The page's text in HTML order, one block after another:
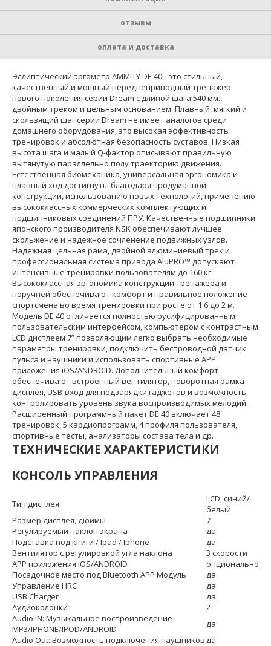
отзывы
оплата и доставка
Эллиптический эргометр AMMITY DE 40 - это стильный,
качественный и мощный переднеприводный тренажер
нового поколения серии Dream с длиной шага 540 мм.,
двойным треком и цельным основанием. Плавный, мягкий и
скользящий шаг серии Dream не имеет аналогов среди
домашнего оборудования, это высокая эффективность
тренировок и абсолютная безопасность суставов. Низкая
высота шага и малый Q-фактор описывают правильную
вытянутую параллельно полу траекторию движения.
Естественная биомеханика, универсальная эргономика и
плавный ход достигнуты благодаря продуманной
конструкции, использованию новых технологий, применению
высококлассных коммерческих комплектующих и
подшипниковых соединений ПРУ. Качественные подшипники
японского производителя NSK обеспечивают лучшее
скольжение и надежное сочленение подвижных узлов.
Надежная цельная рама, двойной алюминиевый трек и
профессиональная система привода AluPRO™ допускают
интенсивные тренировки пользователям до 160 кг.
Высококлассная эргономика конструкции тренажера и
поручней обеспечивают комфорт и правильное положение
спортсмена во время тренировки при росте от 1.6 до 2 м.
Модель DЕ 40 отличается полностью русифицированным
пользовательским интерфейсом, компьютером с контрастным
LCD дисплеем 7” позволяющим легко выбрать необходимые
параметры тренировки, подключить беспроводной датчик
пульса и наушники и использовать спортивные APP
приложения iOS/ANDROID. Дополнительный комфорт
обеспечивают встроенный вентилятор, поворотная рамка
дисплея, USB-вход для подзарядки гаджетов и возможность
контролировать уровень звука воспроизводимых мелодий.
Расширенный программный пакет DЕ 40 включает 48
тренировок, 5 кардиопрограмм, 4 профиля пользователя,
спортивные тесты, анализаторы состава тела и др.
ТЕХНИЧЕСКИЕ ХАРАКТЕРИСТИКИ
КОНСОЛЬ УПРАВЛЕНИЯ
Тип дисплея
LCD, синий/
белый
Размер дисплея, дюймы
7
Регулируемый наклон экрана
да
Подставка под книги / Ipad / Iphone
да
Вентилятор с регулировкой угла наклона
3 скорости
APP приложения iOS/ANDROID
опционально
Посадочное место под Bluetooth APP Модуль
да
Управление HRC
да
USB Charger
да
Аудиоколонки
2
Audio IN: Музыкальное воспроизведение
MP3/IPHONE/IPOD/ANDROID
да
Audio Out: Возможность подключения наушниковда